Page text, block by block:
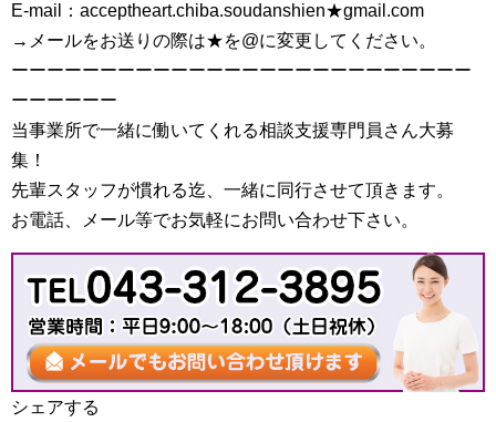
E-mail：acceptheart.chiba.soudanshien★gmail.com
→メールをお送りの際は★を@に変更してください。
ーーーーーーーーーーーーーーーーーーーーーーーーーー
ーーーーーー
当事業所で一緒に働いてくれる相談支援専門員さん大募
集！
先輩スタッフが慣れる迄、一緒に同行させて頂きます。
お電話、メール等でお気軽にお問い合わせ下さい。
シェアする